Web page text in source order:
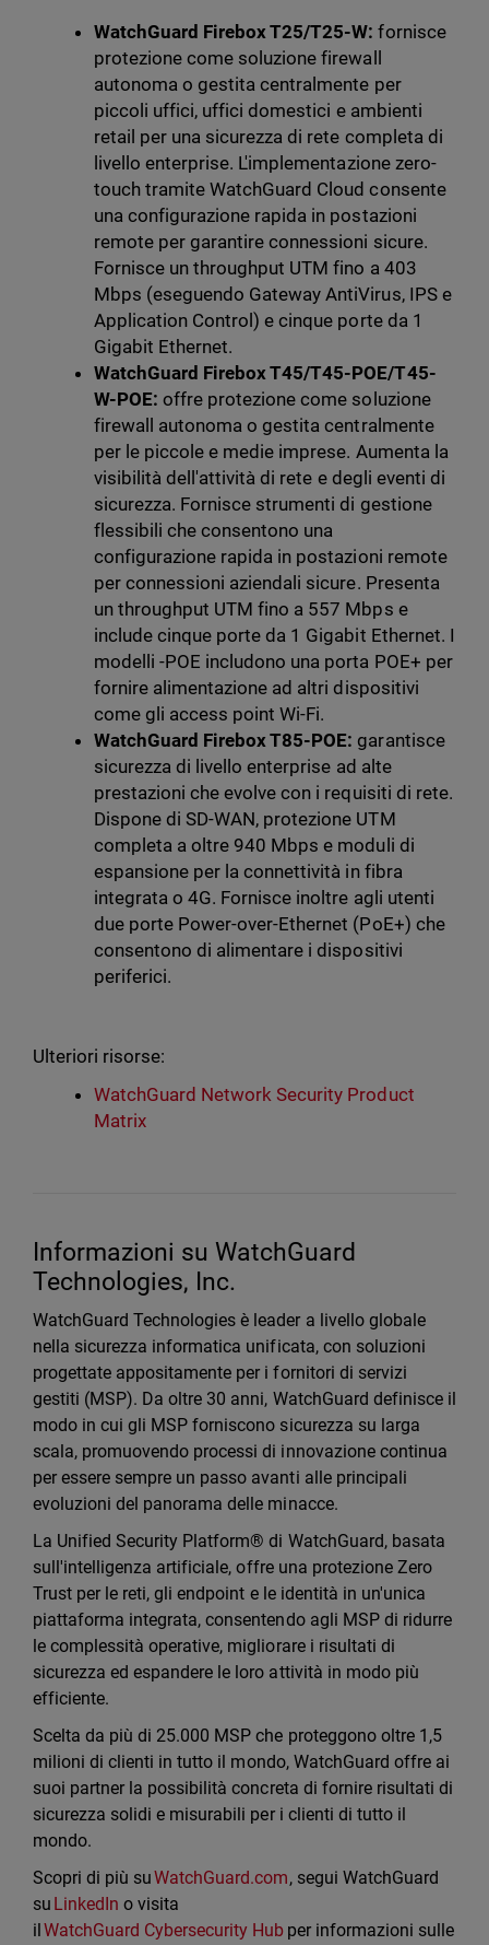
WatchGuard Firebox T25/T25-W: fornisce
protezione come soluzione firewall
autonoma o gestita centralmente per
piccoli uffici, uffici domestici e ambienti
retail per una sicurezza di rete completa di
livello enterprise. L'implementazione zero-
touch tramite WatchGuard Cloud consente
una configurazione rapida in postazioni
remote per garantire connessioni sicure.
Fornisce un throughput UTM fino a 403
Mbps (eseguendo Gateway AntiVirus, IPS e
Application Control) e cinque porte da 1
Gigabit Ethernet.
WatchGuard Firebox T45/T45-POE/T45-
W-POE:offre protezione come soluzione
firewall autonoma o gestita centralmente
per le piccole e medie imprese. Aumenta la
visibilità dell'attività di rete e degli eventi di
sicurezza. Fornisce strumenti di gestione
flessibili che consentono una
configurazione rapida in postazioni remote
per connessioni aziendali sicure. Presenta
un throughput UTM fino a 557 Mbps e
include cinque porte da 1 Gigabit Ethernet. I
modelli -POE includono una porta POE+ per
fornire alimentazione ad altri dispositivi
come gli access point Wi-Fi.
WatchGuard Firebox T85-POE: garantisce
sicurezza di livello enterprise ad alte
prestazioni che evolve con i requisiti di rete.
Dispone di SD-WAN, protezione UTM
completa a oltre 940 Mbps e moduli di
espansione per la connettività in fibra
integrata o 4G. Fornisce inoltre agli utenti
due porte Power-over-Ethernet (PoE+) che
consentono di alimentare i dispositivi
periferici.
Ulteriori risorse:
WatchGuard Network Security Product
Matrix
Informazioni su WatchGuard
Technologies, Inc.
WatchGuard Technologies è leader a livello globale
nella sicurezza informatica unificata, con soluzioni
progettate appositamente per i fornitori di servizi
gestiti (MSP). Da oltre 30 anni, WatchGuard definisce il
modo in cui gli MSP forniscono sicurezza su larga
scala, promuovendo processi di innovazione continua
per essere sempre un passo avanti alle principali
evoluzioni del panorama delle minacce.
La Unified Security Platform® di WatchGuard, basata
sull'intelligenza artificiale, offre una protezione Zero
Trust per le reti, gli endpoint e le identità in un'unica
piattaforma integrata, consentendo agli MSP di ridurre
le complessità operative, migliorare i risultati di
sicurezza ed espandere le loro attività in modo più
efficiente.
Scelta da più di 25.000 MSP che proteggono oltre 1,5
milioni di clienti in tutto il mondo, WatchGuard offre ai
suoi partner la possibilità concreta di fornire risultati di
sicurezza solidi e misurabili per i clienti di tutto il
mondo.
Scopri di più suWatchGuard.com, segui WatchGuard
su LinkedIn o visita
ilWatchGuard Cybersecurity Hub per informazioni sulle